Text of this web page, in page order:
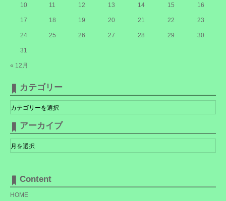
« 12月
10 11 12 13 14 15 16
17 18 19 20 21 22 23
24 25 26 27 28 29 30
31
カテゴリー
カ
テ
ゴ
リ
ー
アーカイブ
ア
ー
カ
Content
HOME